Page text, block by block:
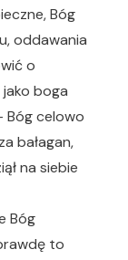
Bóg
oddawania
o
boga
Bóg celowo
bałagan,
na siebie
Bóg
to